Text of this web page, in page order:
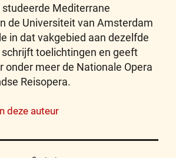
studeerde Mediterrane
de Universiteit van Amsterdam
in dat vakgebied aan dezelfde
toelichtingen en geeft
onder meer de Nationale Opera
Reisopera.
deze auteur